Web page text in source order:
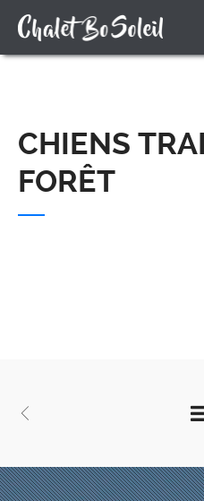
CHIENS
FORÊT